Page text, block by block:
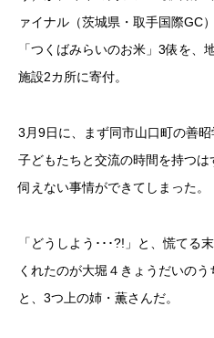
ァイナル（茨城県・取手国際GC
「つくばみらいのお米」3俵を、
施設2カ所に寄付。
3月9日に、まず同市山口町の善昭
子どもたちと交流の時間を持つ
伺えない事情ができてしまった。
「どうしよう･･･?!」と、慌てる
くれたのが大堀４きょうだいの
と、3つ上の姉・薫さんだ。